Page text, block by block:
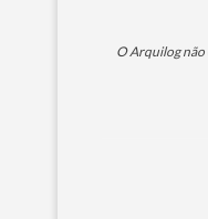
O Arquilog não